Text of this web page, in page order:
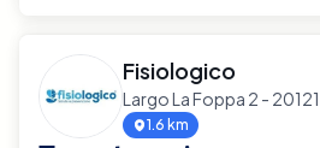
Fisiologico
Largo La Foppa 2 -
1.6 km